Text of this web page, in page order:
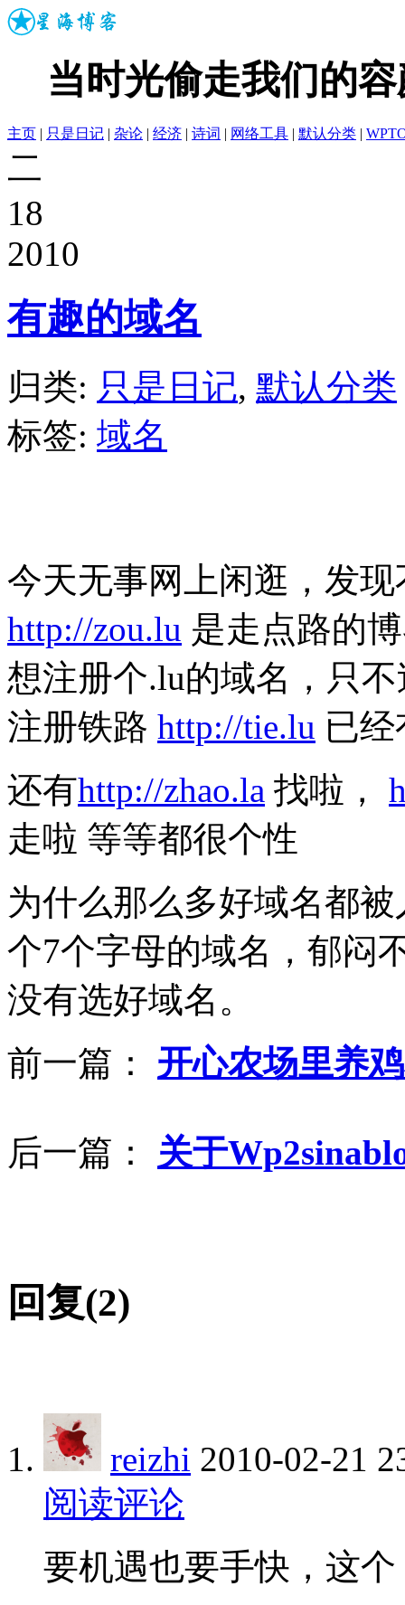
当时光偷走我们的容
主页 | 只是日记 | 杂论 | 经济 | 诗词 | 网络工具 | 默认分类 |
二
18
2010
有趣的域名
归类: 只是日记, 默认分类
标签: 域名
今天无事网上闲逛，发
http://zou.lu 是走点路的
想注册个.lu的域名，只
注册铁路 http://tie.lu 已
还有http://zhao.la 找啦，
走啦 等等都很个性
为什么那么多好域名都
个7个字母的域名，郁闷
没有选好域名。
前一篇： 开心农场里养
后一篇： 关于
回复(2)
reizhi 2010-02-21
阅读评论
要机遇也要手快，这